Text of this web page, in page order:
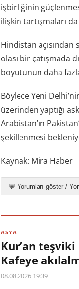
işbirliğinin
ilişkin tartışmaları
Hindistan açısından
olası bir çatışmada
boyutunun daha
Böylece Yeni
üzerinden yaptığı
Arabistan’ın
şekillenmesi
Kaynak: Mira Haber
💬 Yorumları göster /
ASYA
Kur’an
Kafeye
08.08.2026 19:39